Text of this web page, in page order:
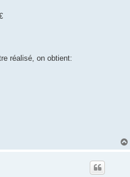
réalisé, on obtient: